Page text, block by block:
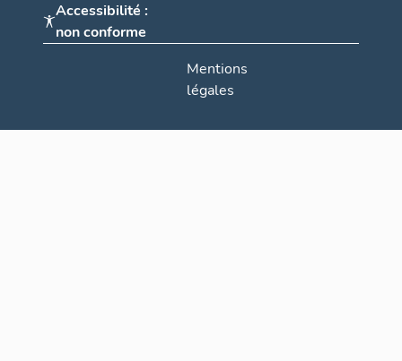
Accessibilité :
non conforme
Mentions
légales